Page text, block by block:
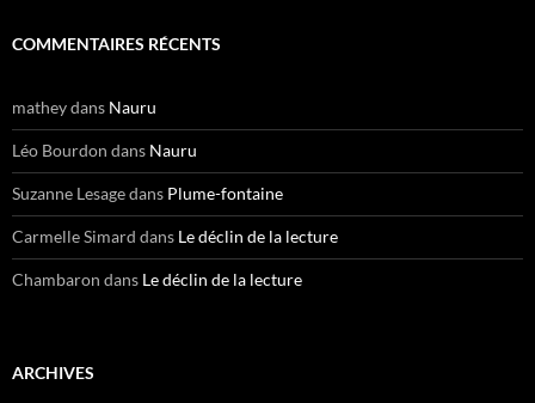
COMMENTAIRES RÉCENTS
matheydans Nauru
Léo Bourdon dans Nauru
Suzanne Lesagedans Plume-fontaine
Carmelle Simard dans Le déclin de la lecture
Chambaron dans Le déclin de la lecture
ARCHIVES